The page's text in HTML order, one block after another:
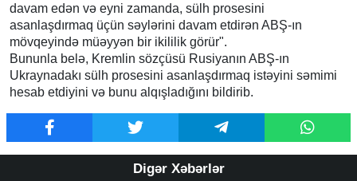
davam edən və eyni zamanda, sülh prosesini
asanlaşdırmaq üçün səylərini davam etdirən ABŞ-ın
mövqeyində müəyyən bir ikililik görür".
Bununla belə, Kremlin sözçüsü Rusiyanın ABŞ-ın
Ukraynadakı sülh prosesini asanlaşdırmaq istəyini səmimi
hesab etdiyini və bunu alqışladığını bildirib.
Digər Xəbərlər